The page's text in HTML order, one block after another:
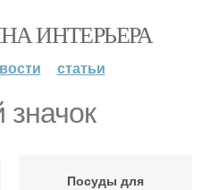
ИНТЕРЬЕРА
статьи
Посуды для